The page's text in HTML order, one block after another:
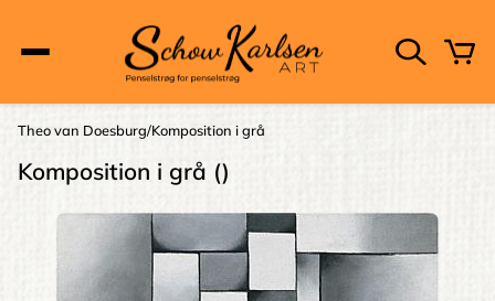
navigation
Brødkrumme
Theo van Doesburg Komposition i grå
Komposition i grå ()